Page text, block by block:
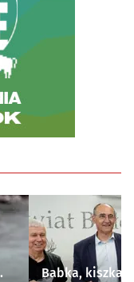
Babka, kiszka i